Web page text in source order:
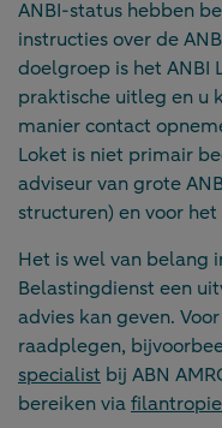
ANBI-status hebben
instructies over de
doelgroep is het ANBI
praktische uitleg en u
manier contact
Loket is niet primair
adviseur van grote
structuren) en voor
Het is wel van belang
Belastingdienst een
advies kan geven.
raadplegen,
specialist bij ABN
bereiken via